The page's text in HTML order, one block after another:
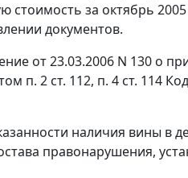
стоимость за октябрь 2005
документов.
от 23.03.2006 N 130 о
п. 2 ст. 112, п. 4 ст. 114
наличия вины в
правонарушения,